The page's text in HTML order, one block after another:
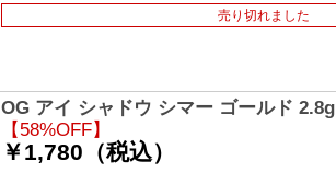
売り切れました
OG アイ シャドウ シマー ゴールド 2.8g
【58%OFF】
￥1,780（税込）